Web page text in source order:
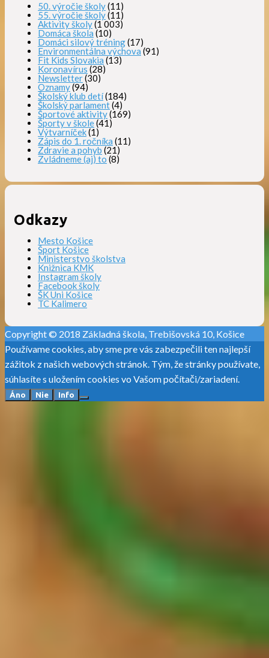
50. výročie školy(11)
55. výročie školy(11)
Aktivity školy(1 003)
Domáca škola (10)
Domáci silový tréning(17)
Environmentálna výchova (91)
Fit Kids Slovakia (13)
Koronavírus (28)
Newsletter(30)
Oznamy(94)
Školský klub detí(184)
Školský parlament(4)
Športové aktivity(169)
Športy v škole(41)
Výtvarníček(1)
Zápis do 1. ročníka (11)
Zdravie a pohyb (21)
Zvládneme (aj) to (8)
Odkazy
Mesto Košice
Šport Košice
Ministerstvo školstva
Knižnica KMK
Instagram školy
Facebook školy
ŠK Uni Košice
TC Kalimero
Copyright © 2018 Základná škola, Trebišovská 10, Košice
Používame cookies, aby sme pre vás zabezpečili ten najlepší
zážitok z našich webových stránok. Tým, že stránky používate,
súhlasíte s uložením cookies vo Vašom počítači/zariadení.
Áno Nie Info